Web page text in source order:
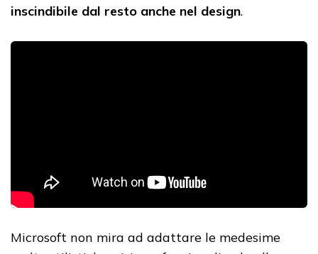
inscindibile dal resto anche nel design.
Microsoft non mira ad adattare le medesime